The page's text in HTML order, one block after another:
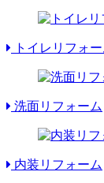
トイレリフォー
洗面リフォーム
内装リフォーム